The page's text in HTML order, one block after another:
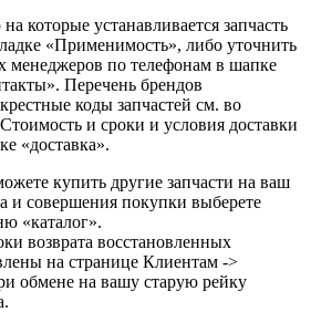
которые устанавливается запчасть
«Применимость», либо уточнить
по телефонам в шапке
Перечень брендов
коды запчастей см. во
и сроки и условия доставки
«доставка».
купить другие запчасти на ваш
и совершения покупки выберете
«каталог».
возврата восстановленных
на странице Клиентам ->
обмене на вашу старую рейку